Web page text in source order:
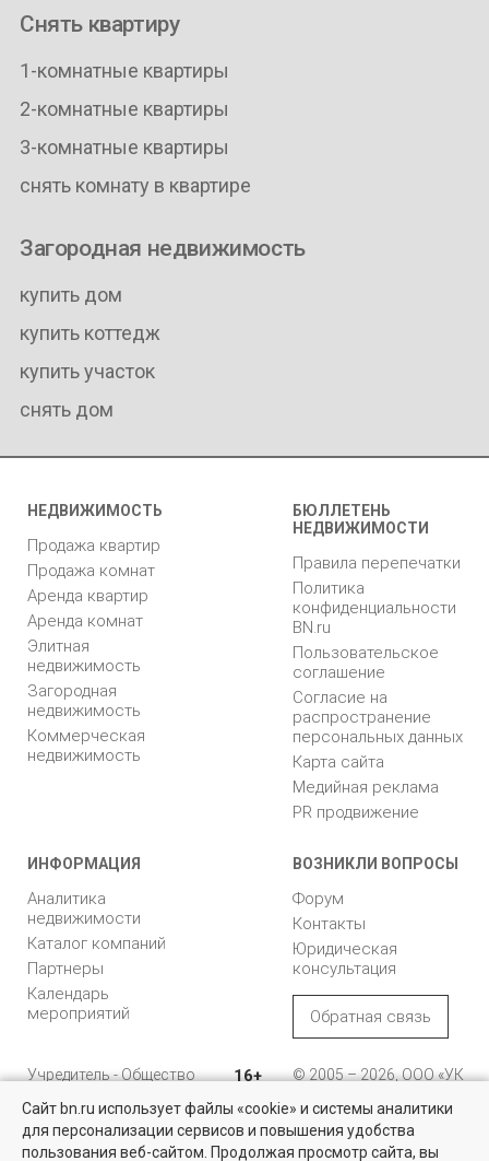
Найти квартиру - это просто!
Снять квартиру
1-комнатные квартиры
2-комнатные квартиры
3-комнатные квартиры
снять комнату в квартире
Загородная недвижимость
купить дом
купить коттедж
купить участок
снять дом
НЕДВИЖИМОСТЬ
Продажа квартир
Продажа комнат
Аренда квартир
Аренда комнат
Элитная
недвижимость
Загородная
недвижимость
Коммерческая
недвижимость
БЮЛЛЕТЕНЬ
НЕДВИЖИМОСТИ
Правила перепечатки
Политика
конфиденциальности
BN.ru
Пользовательское
соглашение
Согласие на
распространение
персональных данных
Карта сайта
Медийная реклама
PR продвижение
ИНФОРМАЦИЯ
Аналитика
недвижимости
Каталог компаний
Партнеры
Календарь
мероприятий
ВОЗНИКЛИ ВОПРОСЫ
Форум
Контакты
Юридическая
консультация
Обратная связь
Учредитель - Общество
ответственностью
"Управляющая
компания "Бюллетень
16+
© 2005 – 2026, ООО «УК
196105, Санкт-
Петербург, пр. Юрия
Сайт bn.ru использует файлы «cookie» и системы аналитики
для персонализации сервисов и повышения удобства
пользования веб-сайтом. Продолжая просмотр сайта, вы